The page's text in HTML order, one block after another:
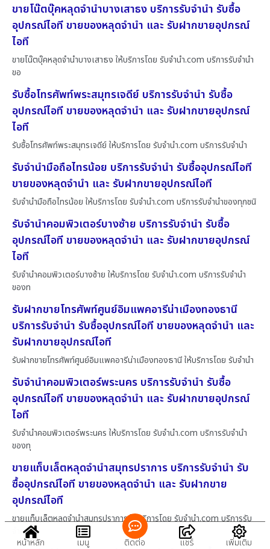
ขายโน๊ตบุ๊คหลุดจำนำบางเสาธง บริการรับจำนำ รับซื้อ
อุปกรณ์ไอที ขายของหลุดจำนำ และ รับฝากขายอุปกรณ์
ไอที
ขายโน๊ตบุ๊คหลุดจำนำบางเสาธง ให้บริการโดย รับจํานํา.com บริการรับจำนำ
ขอ
รับซื้อโทรศัพท์พระสมุทรเจดีย์ บริการรับจำนำ รับซื้อ
อุปกรณ์ไอที ขายของหลุดจำนำ และ รับฝากขายอุปกรณ์
ไอที
รับซื้อโทรศัพท์พระสมุทรเจดีย์ ให้บริการโดย รับจํานํา.com บริการรับจำนำ
รับจำนำมือถือไทรน้อย บริการรับจำนำ รับซื้ออุปกรณ์ไอที
ขายของหลุดจำนำ และ รับฝากขายอุปกรณ์ไอที
รับจำนำมือถือไทรน้อย ให้บริการโดย รับจํานํา.com บริการรับจำนำของทุกชนิ
รับจำนำคอมพิวเตอร์บางซ้าย บริการรับจำนำ รับซื้อ
อุปกรณ์ไอที ขายของหลุดจำนำ และ รับฝากขายอุปกรณ์
ไอที
รับจำนำคอมพิวเตอร์บางซ้าย ให้บริการโดย รับจํานํา.com บริการรับจำนำ
ของท
รับฝากขายโทรศัพท์ศูนย์อิมแพคอารีน่าเมืองทองธานี
บริการรับจำนำ รับซื้ออุปกรณ์ไอที ขายของหลุดจำนำ และ
รับฝากขายอุปกรณ์ไอที
รับฝากขายโทรศัพท์ศูนย์อิมแพคอารีน่าเมืองทองธานี ให้บริการโดย รับจํานํา
รับจำนำคอมพิวเตอร์พระนคร บริการรับจำนำ รับซื้อ
อุปกรณ์ไอที ขายของหลุดจำนำ และ รับฝากขายอุปกรณ์
ไอที
รับจำนำคอมพิวเตอร์พระนคร ให้บริการโดย รับจํานํา.com บริการรับจำนำ
ของทุ
ขายแท็บเล็ตหลุดจำนำสมุทรปราการ บริการรับจำนำ รับ
ซื้ออุปกรณ์ไอที ขายของหลุดจำนำ และ รับฝากขาย
อุปกรณ์ไอที
ขายแท็บเล็ตหลุดจำนำสมุทรปราการ ให้บริการโดย รับจํานํา.com บริการรับ
จำน
หน้าหลัก เมนู ติดต่อ แชร์ เพิ่มเติม